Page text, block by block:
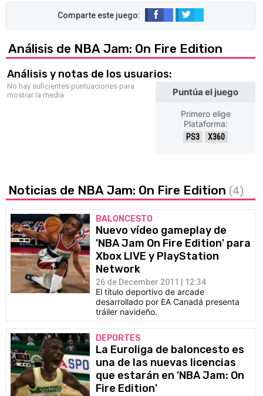
Análisis de NBA Jam: On Fire Edition
Análisis y notas de los usuarios:
No hay suficientes puntuaciones para
mostrar la media
Puntúa el juego
Primero elige
Plataforma:
PS3 X360
Noticias de NBA Jam: On Fire Edition (4)
BALONCESTO
Nuevo vídeo gameplay de
'NBA Jam On Fire Edition' para
Xbox LIVE y PlayStation
Network
26 de December 2011 | 12:34
El título deportivo de arcade
desarrollado por EA Canadá presenta
tráiler navideño.
DEPORTES
La Euroliga de baloncesto es
una de las nuevas licencias
que estarán en 'NBA Jam: On
Fire Edition'